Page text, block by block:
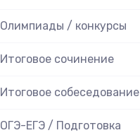
Олимпиады / конкурсы
Итоговое cочинение
Итоговое cобеседование
ОГЭ-ЕГЭ / Подготовка